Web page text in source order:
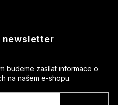
newsletter
budeme zasílat informace o
na našem e-shopu.